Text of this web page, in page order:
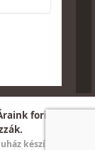
forintban
készítés